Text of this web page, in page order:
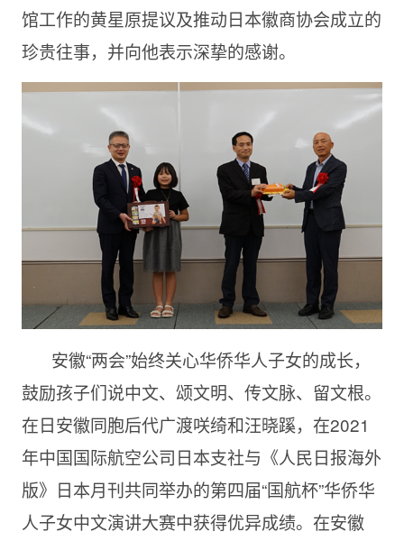
馆工作的黄星原提议及推动日本徽商协会成立的
珍贵往事，并向他表示深挚的感谢。
安徽“两会”始终关心华侨华人子女的成长，
鼓励孩子们说中文、颂文明、传文脉、留文根。
在日安徽同胞后代广渡咲绮和汪晓蹊，在2021
年中国国际航空公司日本支社与《人民日报海外
版》日本月刊共同举办的第四届“国航杯”华侨华
人子女中文演讲大赛中获得优异成绩。在安徽